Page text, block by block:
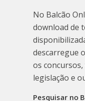
No Balcão
download de
descarregue
os
legislação e
Pesquisar no